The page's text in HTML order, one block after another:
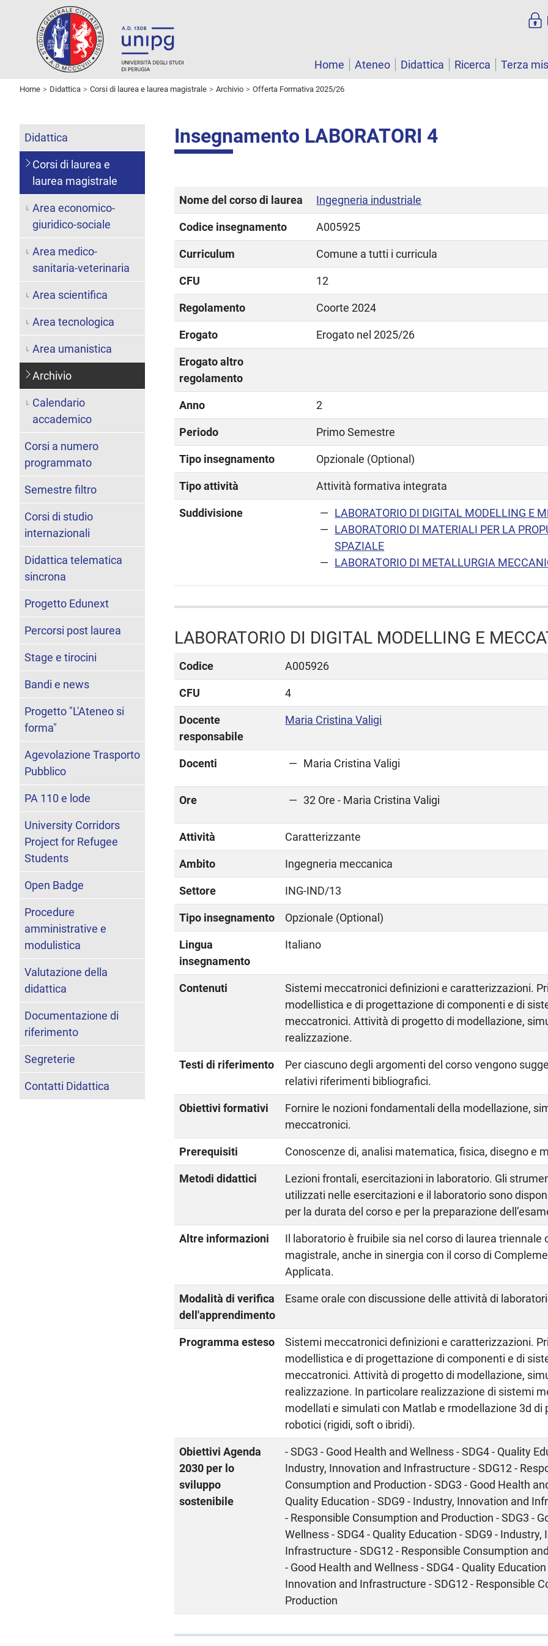
Home
Ateneo Didattica Ricerca Terza
Home Didattica Corsi di laurea e laurea magistrale Archivio Offerta Formativa 2025/26
Insegnamento LABORATORI 4
Nome del corso di laurea Ingegneria industriale
Codice insegnamento A005925
Curriculum Comune a tutti i curricula
CFU 12
Regolamento Coorte 2024
Erogato Erogato nel 2025/26
Erogato altro
regolamento
Anno 2
Periodo Primo Semestre
Tipo insegnamento Opzionale (Optional)
Tipo attività Attività formativa integrata
Suddivisione
LABORATORIO DI DIGITAL MODELLING E
LABORATORIO DI MATERIALI PER LA
SPAZIALE
LABORATORIO DI METALLURGIA
LABORATORIO DI DIGITAL MODELLING E
Codice A005926
CFU 4
Docente
responsabile
Maria Cristina Valigi
Docenti Maria Cristina Valigi
Ore 32 Ore - Maria Cristina Valigi
Attività Caratterizzante
Ambito Ingegneria meccanica
Settore ING-IND/13
Tipo insegnamento Opzionale (Optional)
Lingua
insegnamento
Italiano
Contenuti
Sistemi meccatronici definizioni e caratterizzazioni.
modellistica e di progettazione di componenti e di
meccatronici. Attività di progetto di modellazione,
realizzazione.
Testi di riferimento
Per ciascuno degli argomenti del corso vengono
relativi riferimenti bibliografici.
Obiettivi formativi
Fornire le nozioni fondamentali della modellazione,
meccatronici.
Prerequisiti Conoscenze di, analisi matematica, fisica, disegno e
Metodi didattici
Lezioni frontali, esercitazioni in laboratorio. Gli
utilizzati nelle esercitazioni e il laboratorio sono
per la durata del corso e per la preparazione
Altre informazioni
Il laboratorio è fruibile sia nel corso di laurea triennale
magistrale, anche in sinergia con il corso di
Applicata.
Modalità di verifica
dell'apprendimento
Esame orale con discussione delle attività di
Programma esteso
Sistemi meccatronici definizioni e caratterizzazioni.
modellistica e di progettazione di componenti e di
meccatronici. Attività di progetto di modellazione,
realizzazione. In particolare realizzazione di sistemi
modellati e simulati con Matlab e rmodellazione 3d di
robotici (rigidi, soft o ibridi).
Obiettivi Agenda
2030 per lo
sviluppo
sostenibile
- SDG3 - Good Health and Wellness - SDG4 - Quality
Industry, Innovation and Infrastructure - SDG12 -
Consumption and Production - SDG3 - Good Health
Quality Education - SDG9 - Industry, Innovation and
- Responsible Consumption and Production - SDG3 -
Wellness - SDG4 - Quality Education - SDG9 - Industry,
Infrastructure - SDG12 - Responsible Consumption
- Good Health and Wellness - SDG4 - Quality Education
Innovation and Infrastructure - SDG12 - Responsible
Production
Didattica
Corsi di laurea e
laurea magistrale
Area economico-
giuridico-sociale
Area medico-
sanitaria-veterinaria
Area scientifica
Area tecnologica
Area umanistica
Archivio
Calendario
accademico
Corsi a numero
programmato
Semestre filtro
Corsi di studio
internazionali
Didattica telematica
sincrona
Progetto Edunext
Percorsi post laurea
Stage e tirocini
Bandi e news
Progetto "L'Ateneo si
forma"
Agevolazione Trasporto
Pubblico
PA 110 e lode
University Corridors
Project for Refugee
Students
Open Badge
Procedure
amministrative e
modulistica
Valutazione della
didattica
Documentazione di
riferimento
Segreterie
Contatti Didattica